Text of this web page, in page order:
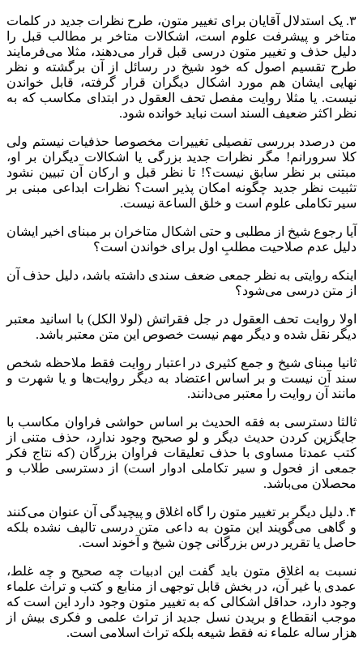
۳. یک استدلال آقایان برای تغییر متون، طرح نظرات جدید در کلمات
متاخر و پیشرفت علوم است، اشکالات متاخر بر مطالب قبل را
دلیل حذف و تغییر متون درسی قبل قرار می‌دهند، مثلا می‌فرمایند
طرح تقسیم اصول که خود شیخ در رسائل از آن برگشته و نظر
نهایی ایشان هم مورد اشکال دیگران قرار گرفته، قابل خواندن
نیست. یا مثلا روایت مفصل تحف العقول در ابتدای مکاسب که به
نظر اکثر ضعیف السند است نباید خوانده شود.
من درصدد بررسی تفصیلی تغییرات مخصوصا حذفیات نیستم ولی
کلا سرورانم! مگر نظرات جدید بزرگی یا اشکالات دیگران بر او،
مبتنی بر نظر سابق نیست؟! تا نظر قبل و ارکان آن تبیین نشود
تثبیت نظر جدید چگونه امکان پذیر است؟ نظرات ابداعی مبنی بر
سیر تکاملی علوم است و خلق الساعة نیست.
آیا رجوع شیخ از مطلبی و حتی اشکال متاخران بر مبنای اخیر ایشان
دلیل عدم صلاحیت مطلبِ اول برای خواندن است؟
اینکه روایتی به نظر جمعی ضعف سندی داشته باشد، دلیل حذف آن
از متن درسی می‌شود؟
اولا روایت تحف العقول در جل فقراتش (لولا الکل) با اسانید معتبر
دیگر نقل شده و دیگر مهم نیست خصوص این متن معتبر باشد.
ثانیا مبنای شیخ و جمع کثیری در اعتبار روایت فقط ملاحظه شخص
سند آن نیست و بر اساس اعتضاد به دیگر روایت‌ها و یا شهرت و
مانند آن روایت را معتبر می‌دانند.
ثالثا دسترسی به فقه الحدیث بر اساس حواشی فراوان مکاسب با
جایگزین کردن حدیث دیگر و لو صحیح وجود ندارد، حذف متنی از
کتب عمدتا مساوی با حذف تعلیقات فراوان بزرگان (که نتاج فکر
جمعی از فحول و سیر تکاملی ادوار است) از دسترسی طلاب و
محصلان می‌باشد.
۴. دلیل دیگر بر تغییر متون را گاه اغلاق و پیچیدگی آن عنوان می‌کنند
و گاهی می‌گویند این متون به داعی متن درسی تالیف نشده بلکه
حاصل یا تقریر درس بزرگانی چون شیخ و آخوند است.
نسبت به اغلاق متون باید گفت این ادبیات چه صحیح و چه غلط،
عمدی یا غیر آن، در بخش قابل توجهی از منابع و کتب و تراث علماء
وجود دارد، حداقل اشکالی که به تغییر متون وجود دارد این است که
موجب انقطاع و بریدن نسل جدید از تراث علمی و فکری بیش از
هزار ساله علماء نه فقط شیعه بلکه تراث اسلامی است.